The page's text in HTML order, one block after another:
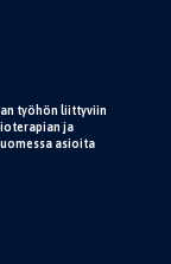
työhön liittyviin
ja
asioita